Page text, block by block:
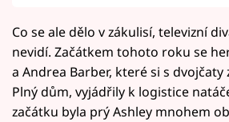
Co se ale dělo v zákulisí, televizní
nevidí. Začátkem tohoto roku se
a Andrea Barber, které si s dvojčaty
Plný dům, vyjádřily k logistice
začátku byla prý Ashley mnohem